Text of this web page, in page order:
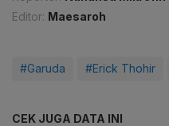
Editor: Maesaroh
#Garuda #Erick Thohir
CEK JUGA DATA INI